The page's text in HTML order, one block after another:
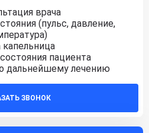
врача
(пульс, давление,
пациента
дальнейшему лечению
ЗВОНОК